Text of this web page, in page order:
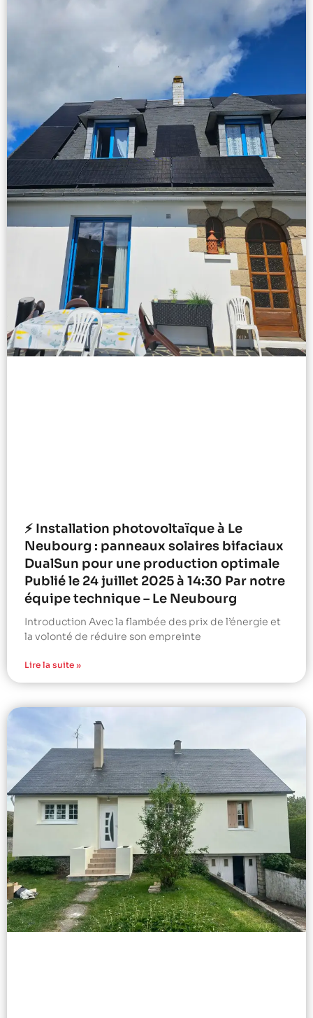
⚡ Installation photovoltaïque à Le
Neubourg : panneaux solaires bifaciaux
DualSun pour une production optimale
Publié le 24 juillet 2025 à 14:30 Par notre
équipe technique – Le Neubourg
Introduction Avec la flambée des prix de l’énergie et
la volonté de réduire son empreinte
Lire la suite »